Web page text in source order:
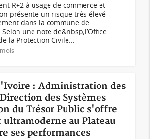
R+2 à usage de commerce et
présente un risque très élevé
dans la commune de
une note de&nbsp;l’Office
la Protection Civile...
: Administration des
des Systèmes
du Trésor Public s'offre
au Plateau
ses performances